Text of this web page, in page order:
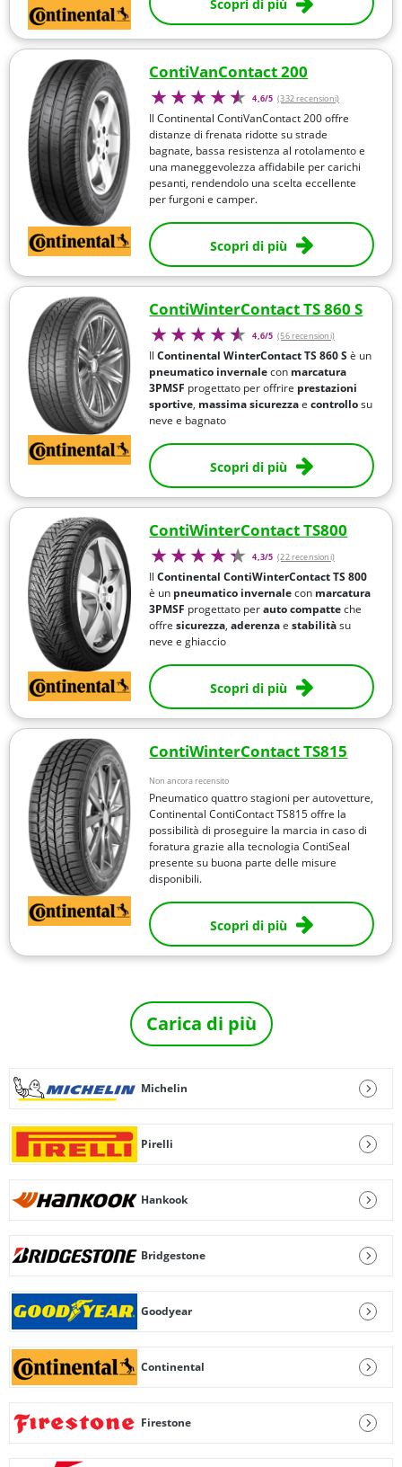
Scopri di più
ContiVanContact 200
4,6/5 (332 recensioni)
Il Continental ContiVanContact 200 offre
distanze di frenata ridotte su strade
bagnate, bassa resistenza al rotolamento e
una maneggevolezza affidabile per carichi
pesanti, rendendolo una scelta eccellente
per furgoni e camper.
Scopri di più
ContiWinterContact TS 860 S
4,6/5 (56 recensioni)
IlContinental WinterContact TS 860 S è un
pneumatico invernalecon marcatura
3PMSF progettato per offrire prestazioni
sportive, massima sicurezzaecontrollosu
neve e bagnato
Scopri di più
ContiWinterContact TS800
4,3/5 (22 recensioni)
IlContinental ContiWinterContact TS 800
è un pneumatico invernalecon marcatura
3PMSF progettato perauto compatteche
offresicurezza,aderenzaestabilitàsu
neve e ghiaccio
Scopri di più
ContiWinterContact TS815
Non ancora recensito
Pneumatico quattro stagioni per autovetture,
Continental ContiContact TS815 offre la
possibilità di proseguire la marcia in caso di
foratura grazie alla tecnologia ContiSeal
presente su buona parte delle misure
disponibili.
Scopri di più
Carica di più
Michelin
Pirelli
Hankook
Bridgestone
Goodyear
Continental
Firestone